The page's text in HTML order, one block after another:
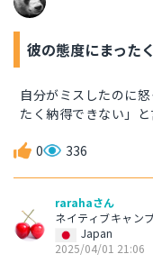
彼の態度にまった
自分がミスしたのに
たく納得できない」と
0 336
rarahaさん
ネイティブキャン
Japan
2025/04/01 21:06